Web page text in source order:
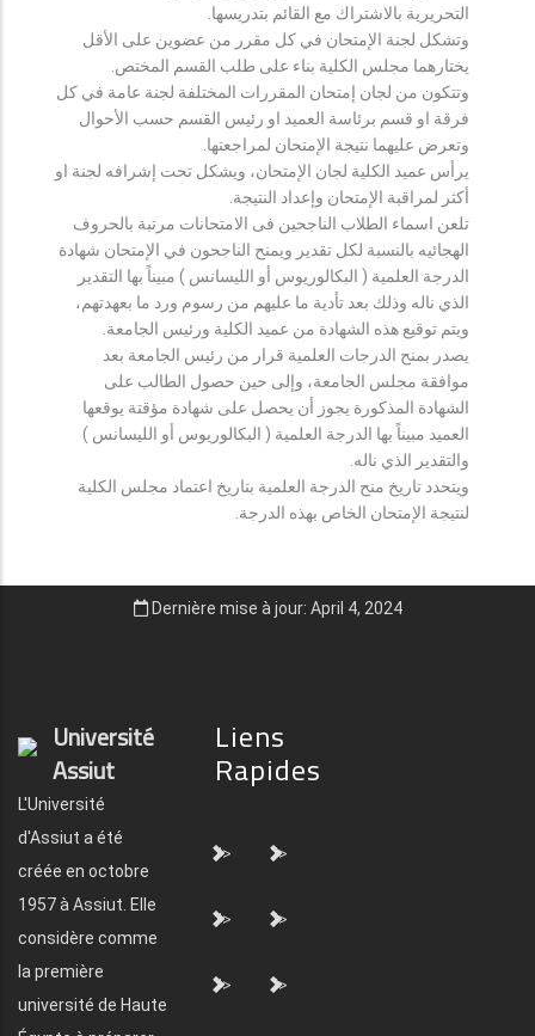
التحريرية بالاشتراك مع القائم بتدريسها.
وتشكل لجنة الإمتحان في كل مقرر من عضوين على الأقل
يختارهما مجلس الكلية بناء على طلب القسم المختص.
وتتكون من لجان إمتحان المقررات المختلفة لجنة عامة في كل
فرقة او قسم برئاسة العميد او رئيس القسم حسب الأحوال
وتعرض عليهما نتيجة الإمتحان لمراجعتها.
يرأس عميد الكلية لجان الإمتحان، ويشكل تحت إشرافه لجنة او
أكثر لمراقبة الإمتحان وإعداد النتيجة.
تلعن اسماء الطلاب الناجحين فى الامتحانات مرتبة بالحروف
الهجائيه بالنسبة لكل تقدير ويمنح الناجحون في الإمتحان شهادة
الدرجة العلمية ( البكالوريوس أو الليسانس ) مبيناً بها التقدير
الذي ناله وذلك بعد تأدية ما عليهم من رسوم ورد ما بعهدتهم،
ويتم توقيع هذه الشهادة من عميد الكلية ورئيس الجامعة.
يصدر بمنح الدرجات العلمية قرار من رئيس الجامعة بعد
موافقة مجلس الجامعة، وإلى حين حصول الطالب على
الشهادة المذكورة يجوز أن يحصل على شهادة مؤقتة يوقعها
العميد مبيناً بها الدرجة العلمية ( البكالوريوس أو الليسانس )
والتقدير الذي ناله.
ويتحدد تاريخ منح الدرجة العلمية بتاريخ اعتماد مجلس الكلية
لنتيجة الإمتحان الخاص بهذه الدرجة.
Dernière mise à jour: April 4, 2024
Université
Assiut
L'Université
d'Assiut a été
créée en octobre
1957 à Assiut. Elle
considère comme
la première
université de Haute
Liens
Rapides
"> ">
"> ">
"> ">